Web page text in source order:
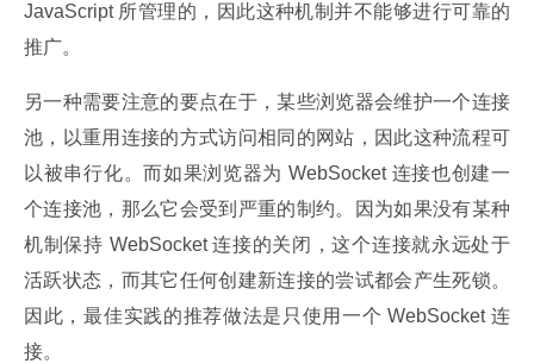
JavaScript 所管理的，因此这种机制并不能够进行可靠的
推广。
另一种需要注意的要点在于，某些浏览器会维护一个连接
池，以重用连接的方式访问相同的网站，因此这种流程可
以被串行化。而如果浏览器为 WebSocket 连接也创建一
个连接池，那么它会受到严重的制约。因为如果没有某种
机制保持 WebSocket 连接的关闭，这个连接就永远处于
活跃状态，而其它任何创建新连接的尝试都会产生死锁。
因此，最佳实践的推荐做法是只使用一个 WebSocket 连
接。